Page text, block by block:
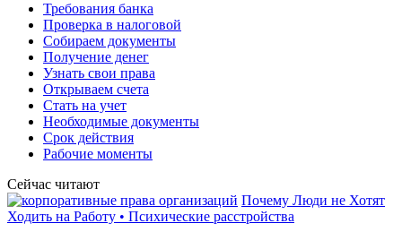
Требования банка
Проверка в налоговой
Собираем документы
Получение денег
Узнать свои права
Открываем счета
Стать на учет
Необходимые документы
Срок действия
Рабочие моменты
Сейчас читают
Почему Люди не Хотят
Ходить на Работу • Психические расстройства